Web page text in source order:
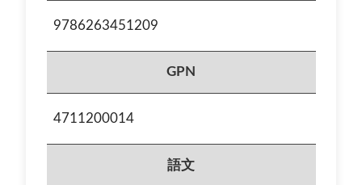
9786263451209
GPN
4711200014
語文